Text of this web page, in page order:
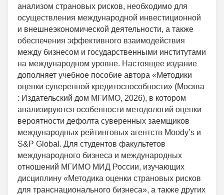
анализом страновых рисков, необходимо для
осуществления международной инвестиционной
и внешнеэкономической деятельности, а также
обеспечения эффективного взаимодействия
между бизнесом и государственными институтами
на международном уровне. Настоящее издание
дополняет учебное пособие автора «Методики
оценки суверенной кредитоспособности» (Москва
: Издательский дом МГИМО, 2026), в котором
анализируются особенности методологий оценки
вероятности дефолта суверенных заемщиков
международных рейтинговых агентств Moody’s и
S&P Global. Для студентов факультетов
международного бизнеса и международных
отношений МГИМО МИД России, изучающих
дисциплину «Методика оценки страновых рисков
для транснационального бизнеса», а также других